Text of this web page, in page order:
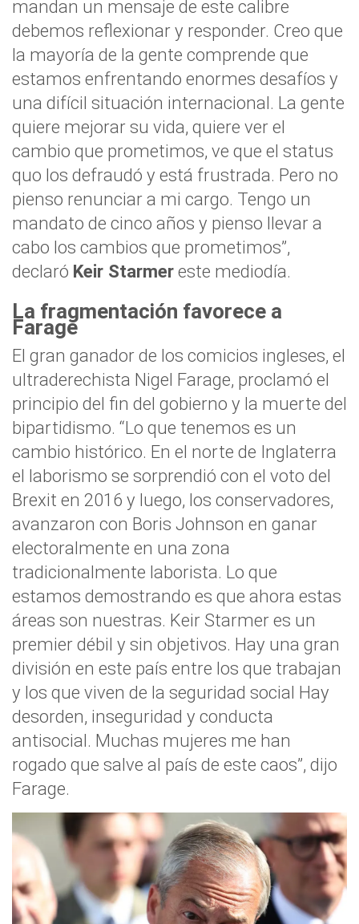
mandan un mensaje de este calibre
debemos reflexionar y responder. Creo que
la mayoría de la gente comprende que
estamos enfrentando enormes desafíos y
una difícil situación internacional. La gente
quiere mejorar su vida, quiere ver el
cambio que prometimos, ve que el status
quo los defraudó y está frustrada. Pero no
pienso renunciar a mi cargo. Tengo un
mandato de cinco años y pienso llevar a
cabo los cambios que prometimos”,
declaró Keir Starmereste mediodía.
La fragmentación favorece a
Farage
El gran ganador de los comicios ingleses, el
ultraderechista Nigel Farage, proclamó el
principio del fin del gobierno y la muerte del
bipartidismo. “Lo que tenemos es un
cambio histórico. En el norte de Inglaterra
el laborismo se sorprendió con el voto del
Brexit en 2016 y luego, los conservadores,
avanzaron con Boris Johnson en ganar
electoralmente en una zona
tradicionalmente laborista. Lo que
estamos demostrando es que ahora estas
áreas son nuestras. Keir Starmer es un
premier débil y sin objetivos. Hay una gran
división en este país entre los que trabajan
y los que viven de la seguridad social Hay
desorden, inseguridad y conducta
antisocial. Muchas mujeres me han
rogado que salve al país de este caos”, dijo
Farage.